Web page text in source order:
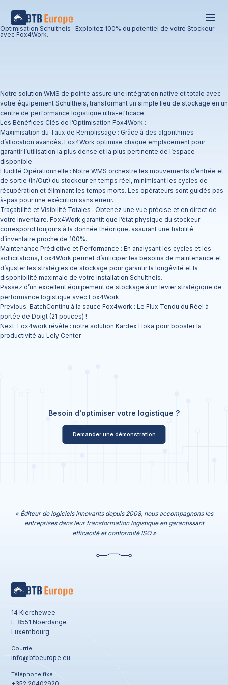
Optimisation Schultheis : Exploitez 100% du potentiel de votre Stockeur
avec Fox4Work.
Notre solution WMS de pointe assure une intégration native et totale avec
votre équipement Schultheis, transformant un simple lieu de stockage en un
centre de performance logistique ultra-efficace.
Les Bénéfices Clés de l’Optimisation Fox4Work :
​Maximisation du Taux de Remplissage : Grâce à des algorithmes
d’allocation avancés, Fox4Work optimise chaque emplacement pour
garantir l’utilisation la plus dense et la plus pertinente de l’espace
disponible.
Fluidité Opérationnelle : Notre WMS orchestre les mouvements d’entrée et
de sortie (In/Out) du stockeur en temps réel, minimisant les cycles de
récupération et éliminant les temps morts. Les opérateurs sont guidés pas-
à-pas pour une exécution sans erreur.
​Traçabilité et Visibilité Totales : Obtenez une vue précise et en direct de
votre inventaire. Fox4Work garantit que l’état physique du stockeur
correspond toujours à la donnée théorique, assurant une fiabilité
d’inventaire proche de 100%.
​Maintenance Prédictive et Performance : En analysant les cycles et les
sollicitations, Fox4Work permet d’anticiper les besoins de maintenance et
d’ajuster les stratégies de stockage pour garantir la longévité et la
disponibilité maximale de votre installation Schultheis.
​Passez d’un excellent équipement de stockage à un levier stratégique de
performance logistique avec Fox4Work.
Navigation
de
l’article
Previous: BatchContinu à la sauce Fox4work : Le Flux Tendu du Réel à
portée de Doigt (21 pouces) !
Next: Fox4work révèle : notre solution Kardex Hoka pour booster la
productivité au Lely Center
Besoin d'optimiser votre logistique ?
Demander une démonstration
« Éditeur de logiciels innovants depuis 2008, nous accompagnons les
entreprises dans leur transformation logistique en garantissant
efficacité et conformité ISO »
14 Kierchewee
L-8551 Noerdange
Luxembourg
Courriel
info@btbeurope.eu
Téléphone fixe